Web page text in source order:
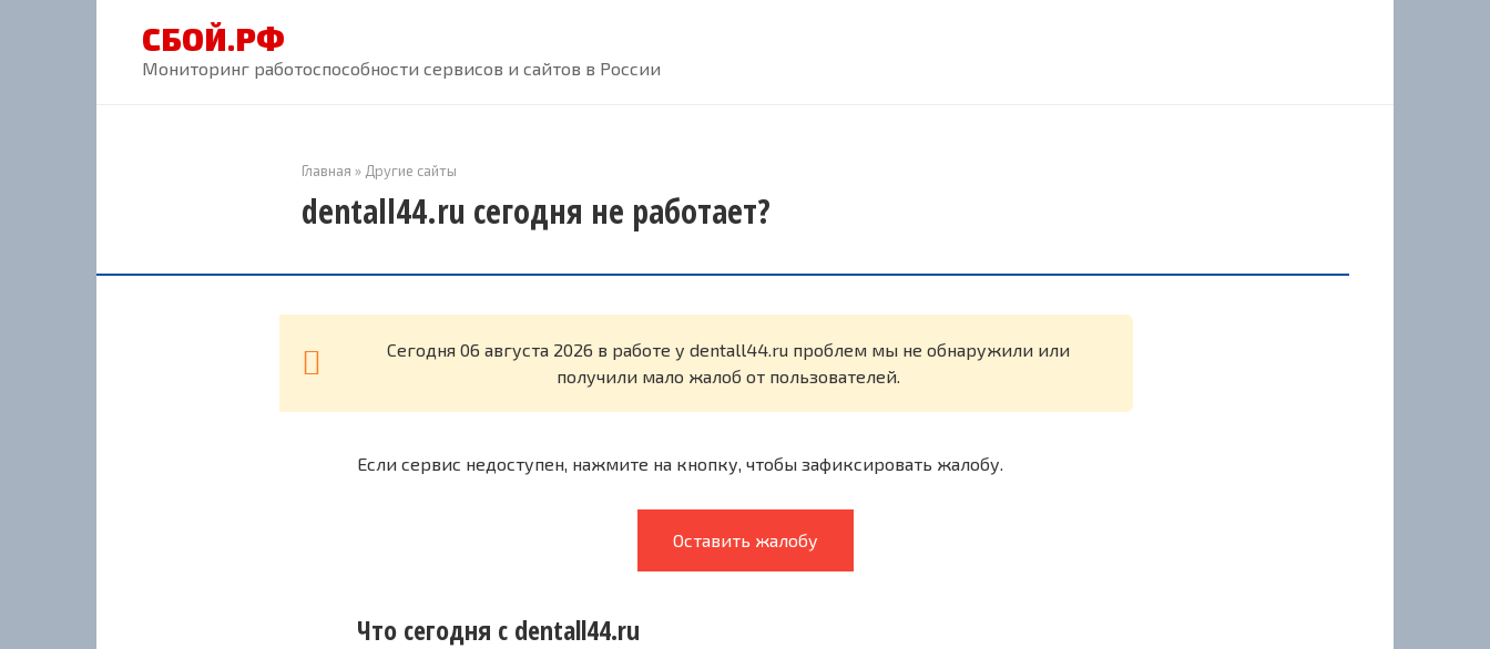
СБОЙ.РФ
Мониторинг работоспособности сервисов и сайтов в России
Главная » Другие сайты
dentall44.ru сегодня не работает?
Cегодня 06 августа 2026 в работе у dentall44.ru проблем мы не обнаружили или
получили мало жалоб от пользователей.
Если сервис недоступен, нажмите на кнопку, чтобы зафиксировать жалобу.
Оставить жалобу
Что сегодня с dentall44.ru